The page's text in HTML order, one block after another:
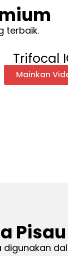
terbaik.
Trifocal
Mainkan
Pisau